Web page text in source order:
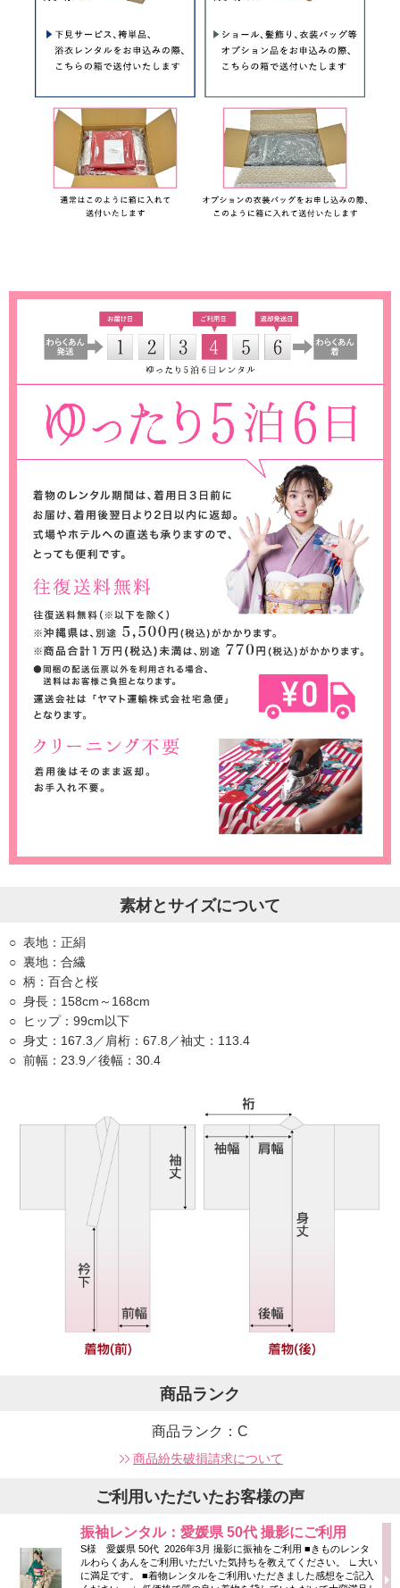
素材とサイズについて
表地：正絹
裏地：合繊
柄：百合と桜
身長：158cm～168cm
ヒップ：99cm以下
身丈：167.3／肩桁：67.8／袖丈：113.4
前幅：23.9／後幅：30.4
商品ランク
商品ランク：C
商品紛失破損請求について
ご利用いただいたお客様の声
振袖レンタル：愛媛県 50代 撮影にご利用
S様 愛媛県 50代 2026年3月 撮影に振袖をご利用 ■きものレンタ
ルわらくあんをご利用いただいた気持ちを教えてください。 ∟大い
に満足です。 ■着物レンタルをご利用いただきました感想をご記入